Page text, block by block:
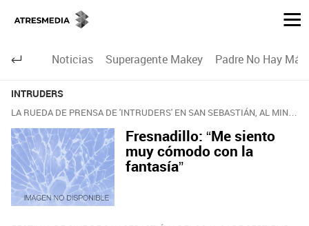
Noticias Superagente Makey Padre No Hay
INTRUDERS
LA RUEDA DE PRENSA DE 'INTRUDERS' EN SAN SEBASTIÁN, AL MINUTO
Fresnadillo: “Me siento
muy cómodo con la
fantasía”